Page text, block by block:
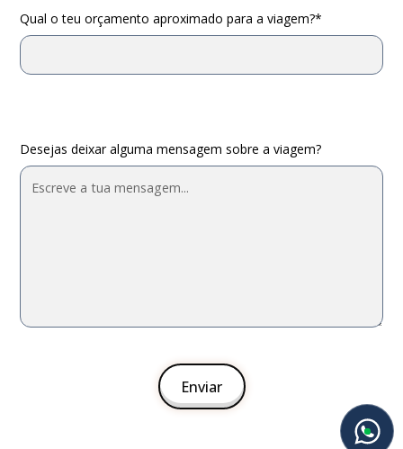
Qual o teu orçamento aproximado para a viagem?*
Desejas deixar alguma mensagem sobre a viagem?